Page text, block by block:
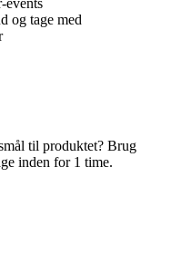
events
og tage med
til produktet? Brug
inden for 1 time.